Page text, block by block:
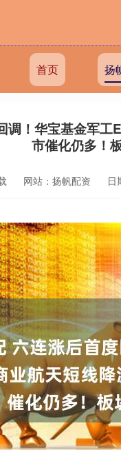
首页 扬
调！华宝基金军
市催化仍多！
网站：扬帆配资 日